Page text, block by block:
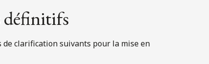
définitifs
clarification suivants pour la mise en